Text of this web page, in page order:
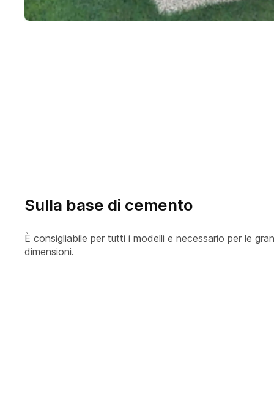
Sulla base di cemento
È consigliabile per tutti i modelli e necessario per le
dimensioni.